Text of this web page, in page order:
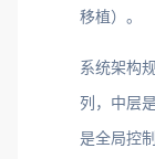
移植）。
系统架构
列，中层
是全局控